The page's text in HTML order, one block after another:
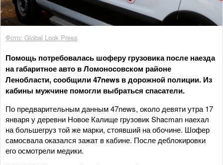
Фото: Global Look Press
Помощь потребовалась шоферу грузовика после наезда
на габаритное авто в Ломоносовском районе
Ленобласти, сообщили 47news в дорожной полиции. Из
кабины мужчине помогли выбраться спасатели.
По предварительным данным 47news, около девяти утра 17
января у деревни Новое Калище грузовик Shacman наехал
на большегруз той же марки, стоявший на обочине. Шофер
самосвала оказался зажат в кабине. После деблокировки
его осмотрели медики.